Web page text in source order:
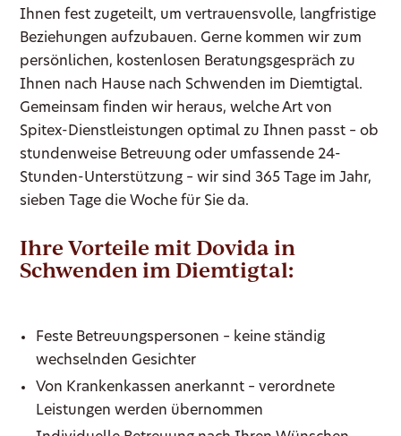
Ihnen fest zugeteilt, um vertrauensvolle, langfristige
Beziehungen aufzubauen. Gerne kommen wir zum
persönlichen, kostenlosen Beratungsgespräch zu
Ihnen nach Hause nach Schwenden im Diemtigtal.
Gemeinsam finden wir heraus, welche Art von
Spitex-Dienstleistungen optimal zu Ihnen passt – ob
stundenweise Betreuung oder umfassende 24-
Stunden-Unterstützung – wir sind 365 Tage im Jahr,
sieben Tage die Woche für Sie da.
Ihre Vorteile mit Dovida in
Schwenden im Diemtigtal:
Feste Betreuungspersonen – keine ständig
wechselnden Gesichter
Von Krankenkassen anerkannt – verordnete
Leistungen werden übernommen